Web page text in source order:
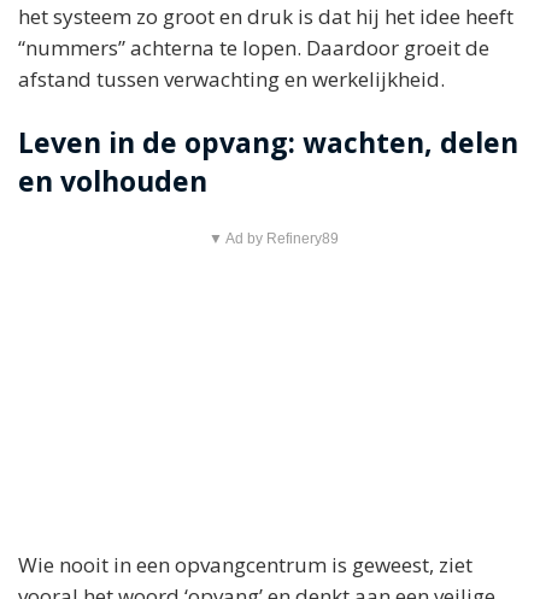
het systeem zo groot en druk is dat hij het idee heeft
“nummers” achterna te lopen. Daardoor groeit de
afstand tussen verwachting en werkelijkheid.
Leven in de opvang: wachten, delen
en volhouden
▼ Ad by Refinery89
Wie nooit in een opvangcentrum is geweest, ziet